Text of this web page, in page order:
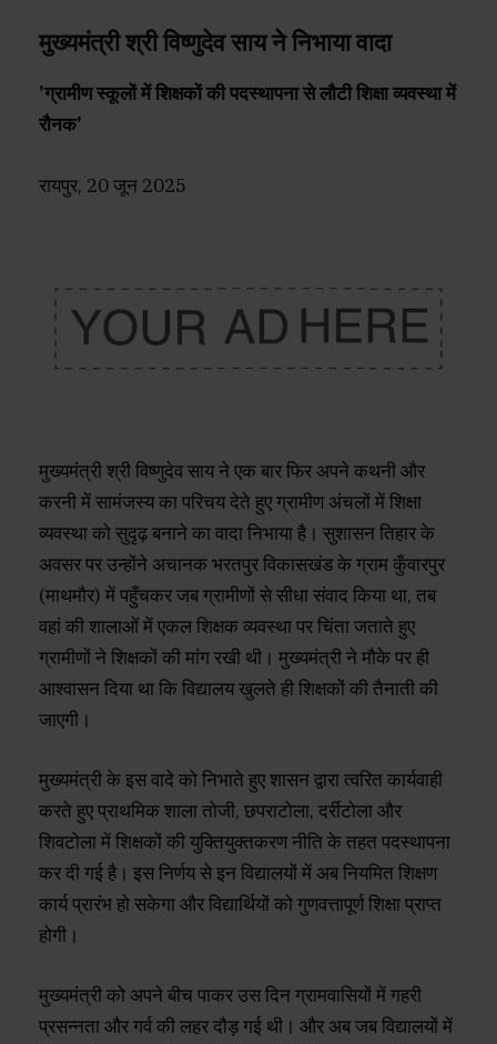
मुख्यमंत्री श्री विष्णुदेव साय ने निभाया वादा
’ग्रामीण स्कूलों में शिक्षकों की पदस्थापना से लौटी शिक्षा व्यवस्था में
रौनक’
रायपुर, 20 जून 2025
मुख्यमंत्री श्री विष्णुदेव साय ने एक बार फिर अपने कथनी और
करनी में सामंजस्य का परिचय देते हुए ग्रामीण अंचलों में शिक्षा
व्यवस्था को सुदृढ़ बनाने का वादा निभाया है। सुशासन तिहार के
अवसर पर उन्होंने अचानक भरतपुर विकासखंड के ग्राम कुँवारपुर
(माथमौर) में पहुँचकर जब ग्रामीणों से सीधा संवाद किया था, तब
वहां की शालाओं में एकल शिक्षक व्यवस्था पर चिंता जताते हुए
ग्रामीणों ने शिक्षकों की मांग रखी थी। मुख्यमंत्री ने मौके पर ही
आश्वासन दिया था कि विद्यालय खुलते ही शिक्षकों की तैनाती की
जाएगी।
मुख्यमंत्री के इस वादे को निभाते हुए शासन द्वारा त्वरित कार्यवाही
करते हुए प्राथमिक शाला तोजी, छपराटोला, दर्रीटोला और
शिवटोला में शिक्षकों की युक्तियुक्तकरण नीति के तहत पदस्थापना
कर दी गई है। इस निर्णय से इन विद्यालयों में अब नियमित शिक्षण
कार्य प्रारंभ हो सकेगा और विद्यार्थियों को गुणवत्तापूर्ण शिक्षा प्राप्त
होगी।
मुख्यमंत्री को अपने बीच पाकर उस दिन ग्रामवासियों में गहरी
प्रसन्नता और गर्व की लहर दौड़ गई थी। और अब जब विद्यालयों में